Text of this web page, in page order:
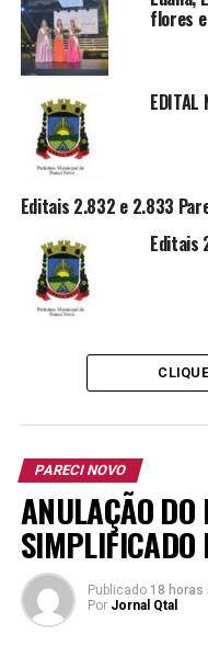
PAULO
TÓPICOS RELACIONADOS:
A SEGUIR
Concorrência pública
Pregão presencial 12/
flores
Editais 2.832 e 2.833
Editais
PARECI NOVO
ANULAÇÃO DO
Publicado 18 horas
Por Jornal Qtal